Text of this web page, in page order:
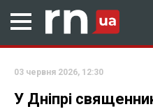
03 червня 2026, 12:30
У Дніпрі